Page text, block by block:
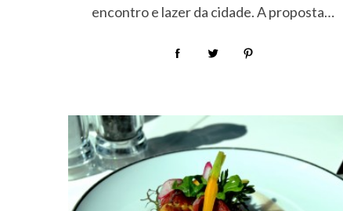
encontro e lazer da cidade. A proposta…